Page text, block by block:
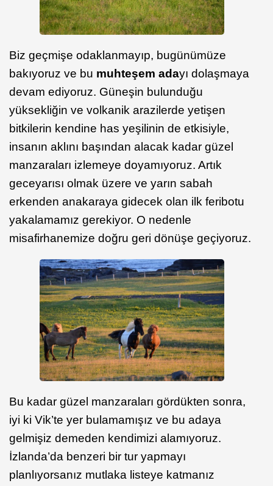
Biz geçmişe odaklanmayıp, bugünümüze
bakıyoruz ve bu muhteşem adayı dolaşmaya
devam ediyoruz. Güneşin bulunduğu
yüksekliğin ve volkanik arazilerde yetişen
bitkilerin kendine has yeşilinin de etkisiyle,
insanın aklını başından alacak kadar güzel
manzaraları izlemeye doyamıyoruz. Artık
geceyarısı olmak üzere ve yarın sabah
erkenden anakaraya gidecek olan ilk feribotu
yakalamamız gerekiyor. O nedenle
misafirhanemize doğru geri dönüşe geçiyoruz.
Bu kadar güzel manzaraları gördükten sonra,
iyi ki Vik’te yer bulamamışız ve bu adaya
gelmişiz demeden kendimizi alamıyoruz.
İzlanda’da benzeri bir tur yapmayı
planlıyorsanız mutlaka listeye katmanız